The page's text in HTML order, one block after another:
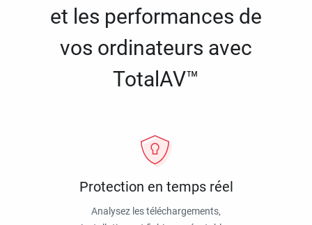
et les performances de
vos ordinateurs avec
TotalAV™
Protection en temps réel
Analysez les téléchargements,